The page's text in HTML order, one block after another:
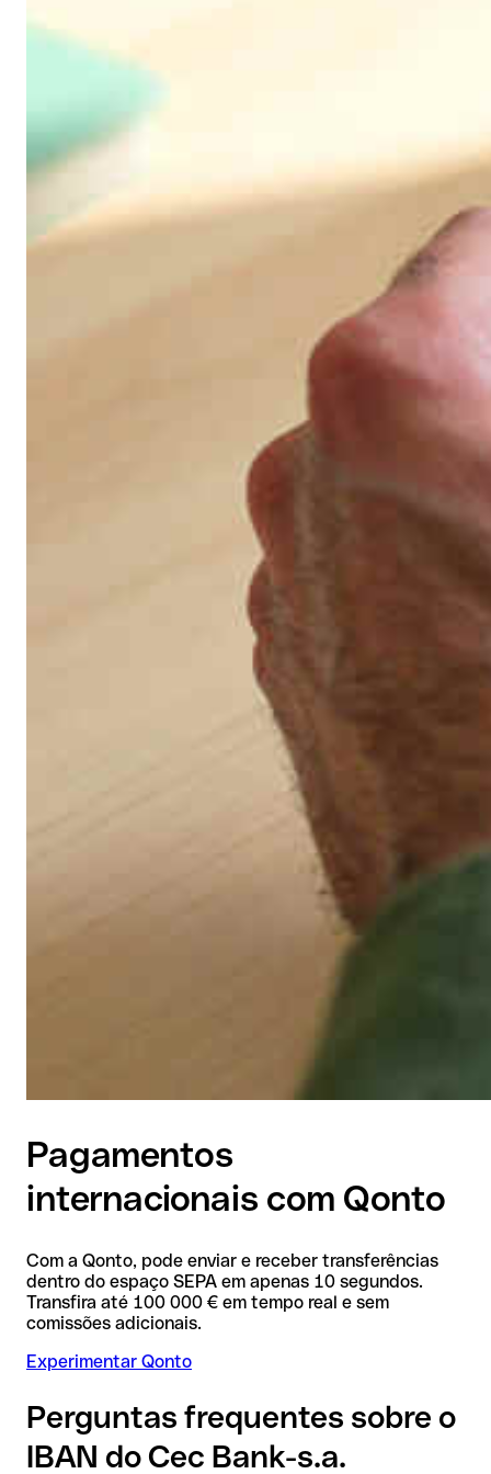
Pagamentos
internacionais com Qonto
Com a Qonto, pode enviar e receber transferências
dentro do espaço SEPA em apenas 10 segundos.
Transfira até 100 000 € em tempo real e sem
comissões adicionais.
Experimentar Qonto
Perguntas frequentes sobre o
IBAN do Cec Bank-s.a.